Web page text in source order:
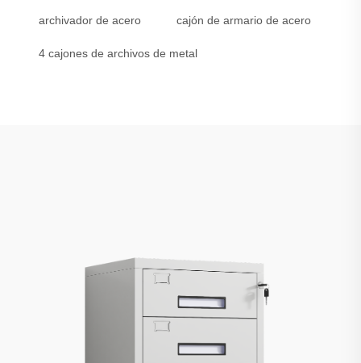
archivador de acero cajón de armario de acero
4 cajones de archivos de metal